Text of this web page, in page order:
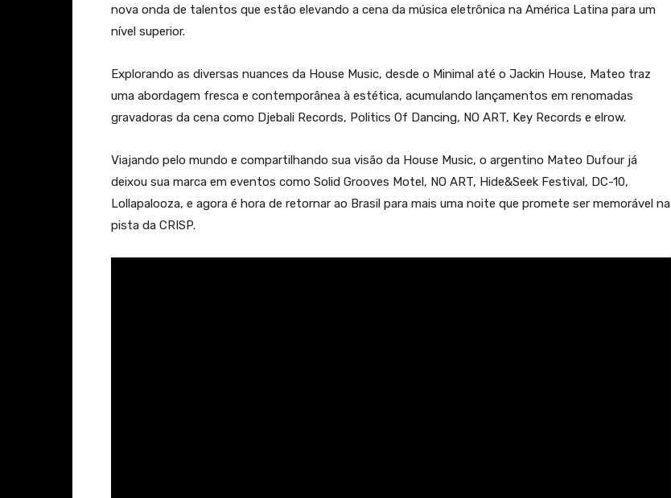
nova onda de talentos que estão elevando a cena da música eletrônica na América Latina para um
nível superior.
Explorando as diversas nuances da House Music, desde o Minimal até o Jackin House, Mateo traz
uma abordagem fresca e contemporânea à estética, acumulando lançamentos em renomadas
gravadoras da cena como Djebali Records, Politics Of Dancing, NO ART, Key Records e elrow.
Viajando pelo mundo e compartilhando sua visão da House Music, o argentino Mateo Dufour já
deixou sua marca em eventos como Solid Grooves Motel, NO ART, Hide&Seek Festival, DC-10,
Lollapalooza, e agora é hora de retornar ao Brasil para mais uma noite que promete ser memorável na
pista da CRISP.